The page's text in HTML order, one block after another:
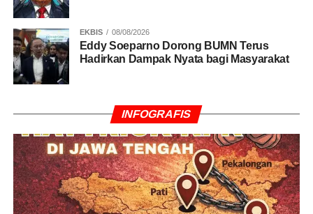
EKBIS 08/08/2026
Eddy Soeparno Dorong BUMN Terus
Hadirkan Dampak Nyata bagi Masyarakat
INFOGRAFIS